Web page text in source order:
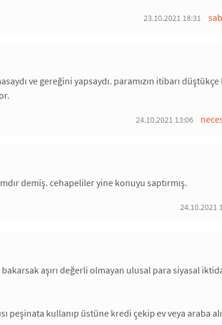
23.10.2021 18:31
ve gereğini yapsaydı. paramızın itibarı düştükçe
24.10.2021 13:06
demiş. cehapeliler yine konuyu saptırmış.
24.10.2021
aşırı değerli olmayan ulusal para siyasal
peşinata kullanıp üstüne kredi çekip ev veya araba